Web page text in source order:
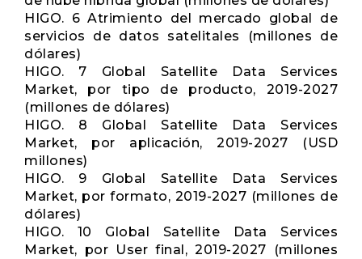
HIGO. 6 Atrimiento del mercado global de
servicios de datos satelitales (millones de
dólares)
HIGO. 7 Global Satellite Data Services
Market, por tipo de producto, 2019-2027
(millones de dólares)
HIGO. 8 Global Satellite Data Services
Market, por aplicación, 2019-2027 (USD
millones)
HIGO. 9 Global Satellite Data Services
Market, por formato, 2019-2027 (millones de
dólares)
HIGO. 10 Global Satellite Data Services
Market, por User final, 2019-2027 (millones